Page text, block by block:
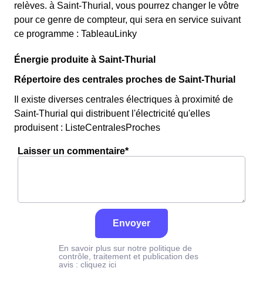
relèves. à Saint-Thurial, vous pourrez changer le vôtre
pour ce genre de compteur, qui sera en service suivant
ce programme : TableauLinky
Énergie produite à Saint-Thurial
Répertoire des centrales proches de Saint-Thurial
Il existe diverses centrales électriques à proximité de
Saint-Thurial qui distribuent l'électricité qu'elles
produisent : ListeCentralesProches
Laisser un commentaire*
Envoyer
En savoir plus sur notre politique de
contrôle, traitement et publication des
avis : cliquez ici